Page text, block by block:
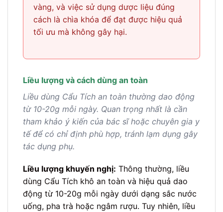
vàng, và việc sử dụng dược liệu đúng
cách là chìa khóa để đạt được hiệu quả
tối ưu mà không gây hại.
Liều lượng và cách dùng an toàn
Liều dùng Cẩu Tích an toàn thường dao động
từ 10-20g mỗi ngày. Quan trọng nhất là cần
tham khảo ý kiến của bác sĩ hoặc chuyên gia y
tế để có chỉ định phù hợp, tránh lạm dụng gây
tác dụng phụ.
Liều lượng khuyến nghị: Thông thường, liều
dùng Cẩu Tích khô an toàn và hiệu quả dao
động từ 10-20g mỗi ngày dưới dạng sắc nước
uống, pha trà hoặc ngâm rượu. Tuy nhiên, liều